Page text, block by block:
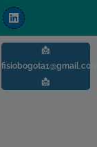
📩
📩